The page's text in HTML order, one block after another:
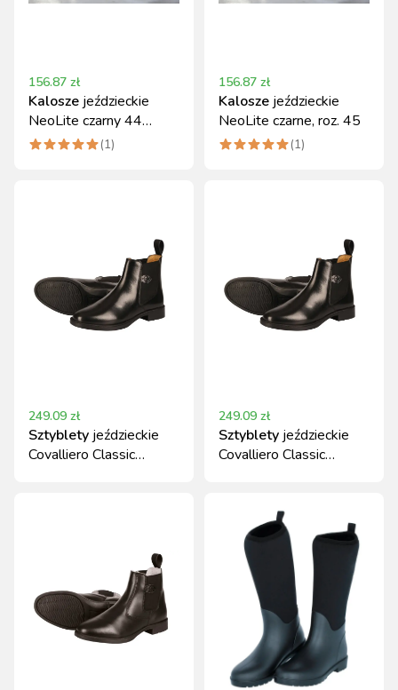
156.87 zł
Kalosze jeździeckie
NeoLite czarny 44
Covalliero
(1)
156.87 zł
Kalosze jeździeckie
NeoLite czarne, roz. 45
(1)
249.09 zł
Sztyblety jeździeckie
Covalliero Classic
249.09 zł
Sztyblety jeździeckie
Covalliero Classic